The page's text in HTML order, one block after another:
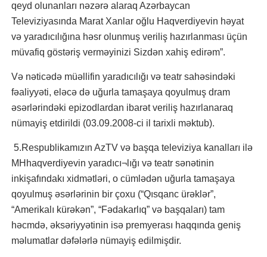
qeyd olunanları nəzərə alaraq Azərbaycan
Televiziyasında Marat Xanlar oğlu Haqverdiyevin həyat
və yaradıcılığına həsr olunmuş veriliş hazırlanması üçün
müvafiq göstəriş verməyinizi Sizdən xahiş edirəm”.
Və nəticədə müəllifin yaradıcılığı və teatr sahəsindəki
fəaliyyəti, eləcə də uğurla tamaşaya qoyulmuş dram
əsərlərindəki epizodlardan ibarət veriliş hazırlanaraq
nümayiş etdirildi (03.09.2008-ci il tarixli məktub).
5.Respublikamızın AzTV və başqa televiziya kanalları ilə
MHhaqverdiyevin yaradıcı¬lığı və teatr sənətinin
inkişafındakı xidmətləri, o cümlədən uğurla tamaşaya
qoyulmuş əsərlərinin bir çoxu (“Qısqanc ürəklər”,
“Amerikalı kürəkən”, “Fədakarlıq” və başqaları) tam
həcmdə, əksəriyyətinin isə premyerası haqqında geniş
məlumatlar dəfələrlə nümayiş edilmişdir.